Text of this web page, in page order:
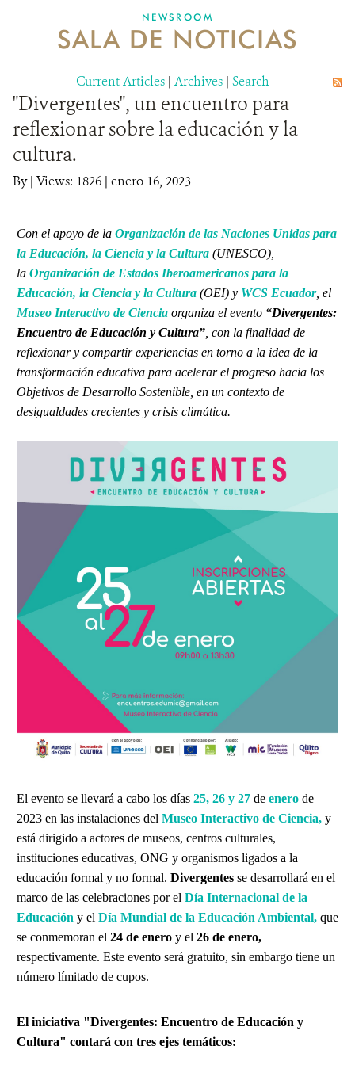
MECANISMO DE ATENCIÓN DE QUEJAS Y RECLAMOS
DONA
NEWSROOM
SALA DE NOTICIAS
Current Articles | Archives | Search
"Divergentes", un encuentro para
reflexionar sobre la educación y la
cultura.
By| Views: 1826 | enero 16, 2023
Con el apoyo de la Organización de las Naciones Unidas para
la Educación, la Ciencia y la Cultura (UNESCO),
la Organización de Estados Iberoamericanos para la
Educación, la Ciencia y la Cultura (OEI) y WCS Ecuador, el
Museo Interactivo de Ciencia organiza el evento “Divergentes:
Encuentro de Educación y Cultura” , con la finalidad de
reflexionar y compartir experiencias en torno a la idea de la
transformación educativa para acelerar el progreso hacia los
Objetivos de Desarrollo Sostenible, en un contexto de
desigualdades crecientes y crisis climática.
El evento se llevará a cabo los días 25, 26 y 27 de enero de
2023 en las instalaciones del Museo Interactivo de Ciencia, y
está dirigido a actores de museos, centros culturales,
instituciones educativas, ONG y organismos ligados a la
educación formal y no formal. Divergentes se desarrollará en el
marco de las celebraciones por el Día Internacional de la
Educación y el Día Mundial de la Educación Ambiental, que
se conmemoran el 24 de enero y el 26 de enero,
respectivamente. Este evento será gratuito, sin embargo tiene un
número límitado de cupos.
El iniciativa "Divergentes: Encuentro de Educación y
Cultura" contará con tres ejes temáticos: